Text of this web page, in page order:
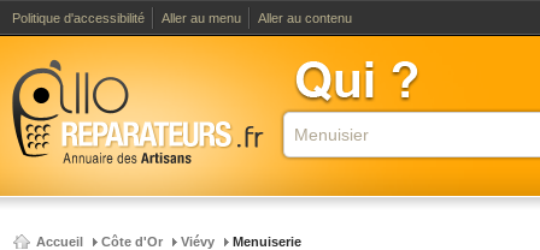
Politique d'accessibilité Aller au menu Aller au contenu
Accueil Côte d'Or Viévy Menuiserie